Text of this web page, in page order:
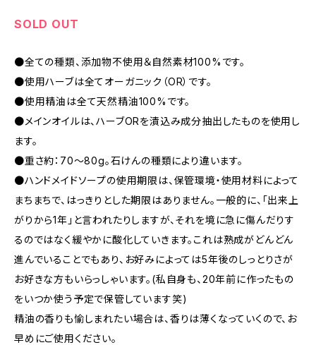
SOLD OUT
●全ての種類、添加物不使用＆自然素材100%です。
●使用ハーブは全てオーガニック（OR）です。
●使用精油は全て天然精油100%です。
●メインオイルは、ハーブORを漬込み成分抽出したものを使用し
ます。
●重さ約：70〜80g。石けんの種類により違います。
●ハンドメイドソープの使用期限は、保管環境・使用材料によって
まちまちで、はっきりとした期限はありません。一般的に、「出来上
がりから1年」と言われたりしますが、それを境に急に傷んだりす
るのではなく緩やかに酸化していきます。これは熟成がどんどん
進んでいることでもあり、お好みによっては5年後のしっとりさが
お好きな方もいらっしゃいます。(私自身も、20年前に作ったもの
をいつか使う予定で保管しています笑)
精油の香りも愉しまれたい場合は、香りは薄くなっていくので、お
早めにご使用ください。